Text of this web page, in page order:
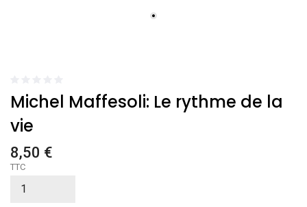
Michel Maffesoli: Le rythme de la
vie
8,50 €
TTC